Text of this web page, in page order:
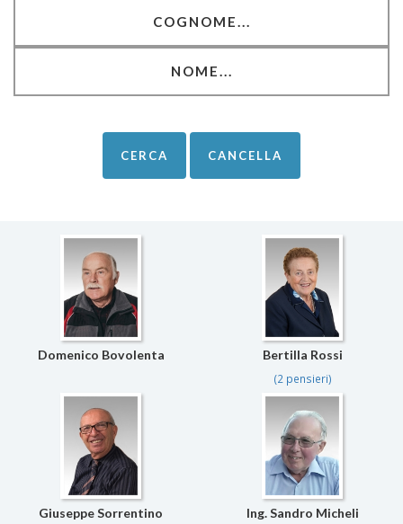
Domenico Bovolenta
Bertilla Rossi
(2 pensieri)
Giuseppe Sorrentino
Ing. Sandro Micheli